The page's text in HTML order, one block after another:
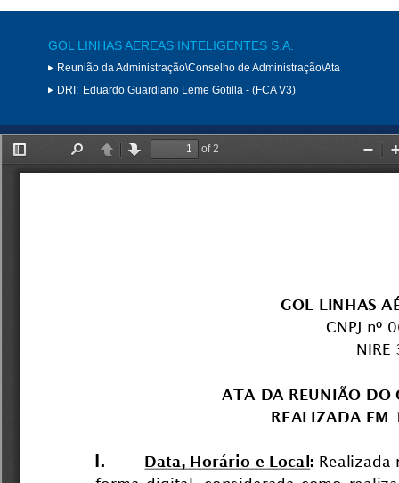
GOL LINHAS AEREAS INTELIGENTES S.A.
Reunião da Administração\Conselho de Administração\Ata
DRI: Eduardo Guardiano Leme Gotilla - (FCA V3)